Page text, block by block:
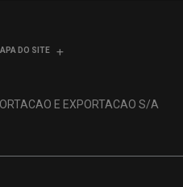
DO SITE
E EXPORTACAO S/A